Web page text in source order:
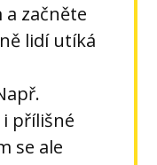
začněte
lidí utíká
přílišné
se ale